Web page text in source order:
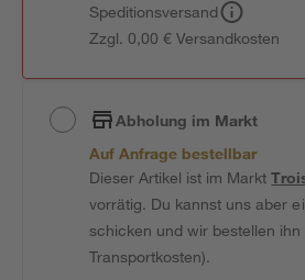
Speditionsversand
Zzgl. 0,00 € Versandkosten
Abholung im Markt
Auf Anfrage bestellbar
Dieser Artikel ist im Markt
vorrätig. Du kannst uns aber
schicken und wir bestellen
Transportkosten).